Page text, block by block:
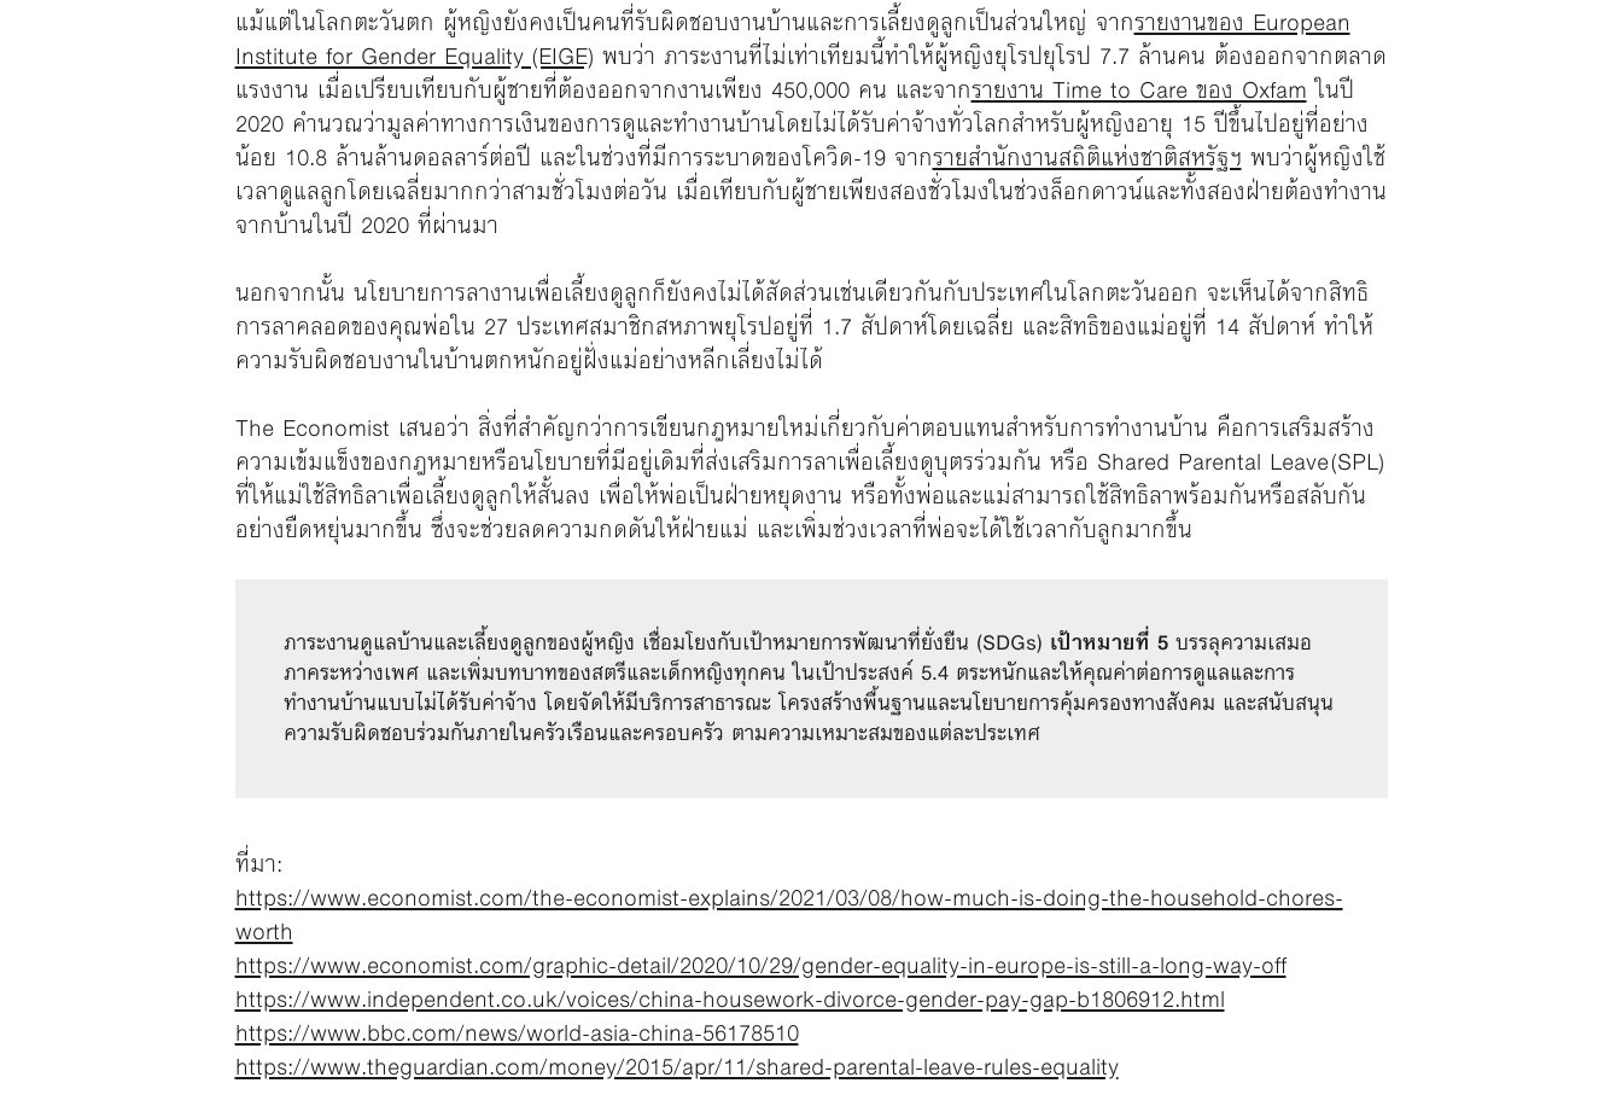
แม้แต่ในโลกตะวันตก ผู้หญิงยังคงเป็นคนที่รับผิดชอบงานบ้านและการเลี้ยงดูลูกเป็นส่วนใหญ่ จากรายงานของ European
Institute for Gender Equality (EIGE) พบว่า ภาระงานที่ไม่เท่าเทียมนี้ทำให้ผู้หญิงยุโรปยุโรป 7.7 ล้านคน ต้องออกจากตลาด
แรงงาน เมื่อเปรียบเทียบกับผู้ชายที่ต้องออกจากงานเพียง 450,000 คน และจากรายงาน Time to Care ของ Oxfamในปี
2020 คำนวณว่ามูลค่าทางการเงินของการดูและทำงานบ้านโดยไม่ได้รับค่าจ้างทั่วโลกสำหรับผู้หญิงอายุ 15 ปีขึ้นไปอยู่ที่อย่าง
น้อย 10.8 ล้านล้านดอลลาร์ต่อปี และในช่วงที่มีการระบาดของโควิด-19 จากรายสำนักงานสถิติแห่งชาติสหรัฐฯพบว่าผู้หญิงใช้
เวลาดูแลลูกโดยเฉลี่ยมากกว่าสามชั่วโมงต่อวัน เมื่อเทียบกับผู้ชายเพียงสองชั่วโมงในช่วงล็อกดาวน์และทั้งสองฝ่ายต้องทำงาน
จากบ้านในปี 2020 ที่ผ่านมา
นอกจากนั้น นโยบายการลางานเพื่อเลี้ยงดูลูกก็ยังคงไม่ได้สัดส่วนเช่นเดียวกันกับประเทศในโลกตะวันออก จะเห็นได้จากสิทธิ
การลาคลอดของคุณพ่อใน 27 ประเทศสมาชิกสหภาพยุโรปอยู่ที่ 1.7 สัปดาห์โดยเฉลี่ย และสิทธิของแม่อยู่ที่ 14 สัปดาห์ ทำให้
ความรับผิดชอบงานในบ้านตกหนักอยู่ฝั่งแม่อย่างหลีกเลี่ยงไม่ได้
The Economist เสนอว่า สิ่งที่สำคัญกว่าการเขียนกฎหมายใหม่เกี่ยวกับค่าตอบแทนสำหรับการทำงานบ้าน คือการเสริมสร้าง
ความเข้มแข็งของกฎหมายหรือนโยบายที่มีอยู่เดิมที่ส่งเสริมการลาเพื่อเลี้ยงดูบุตรร่วมกัน หรือ Shared Parental Leave (SPL)
ที่ให้แม่ใช้สิทธิลาเพื่อเลี้ยงดูลูกให้สั้นลง เพื่อให้พ่อเป็นฝ่ายหยุดงาน หรือทั้งพ่อและแม่สามารถใช้สิทธิลาพร้อมกันหรือสลับกัน
อย่างยืดหยุ่นมากขึ้น ซึ่งจะช่วยลดความกดดันให้ฝ่ายแม่ และเพิ่มช่วงเวลาที่พ่อจะได้ใช้เวลากับลูกมากขึ้น
ภาระงานดูแลบ้านและเลี้ยงดูลูกของผู้หญิง เชื่อมโยงกับเป้าหมายการพัฒนาที่ยั่งยืน (SDGs) เป้าหมายที่ 5 บรรลุความเสมอ
ภาคระหว่างเพศ และเพิ่มบทบาทของสตรีและเด็กหญิงทุกคน ในเป้าประสงค์ 5.4 ตระหนักและให้คุณค่าต่อการดูแลและการ
ทำงานบ้านแบบไม่ได้รับค่าจ้าง โดยจัดให้มีบริการสาธารณะ โครงสร้างพื้นฐานและนโยบายการคุ้มครองทางสังคม และสนับสนุน
ความรับผิดชอบร่วมกันภายในครัวเรือนและครอบครัว ตามความเหมาะสมของแต่ละประเทศ
ที่มา:
https://www.economist.com/the-economist-explains/2021/03/08/how-much-is-doing-the-household-chores-
worth
https://www.economist.com/graphic-detail/2020/10/29/gender-equality-in-europe-is-still-a-long-way-off
https://www.independent.co.uk/voices/china-housework-divorce-gender-pay-gap-b1806912.html
https://www.bbc.com/news/world-asia-china-56178510
https://www.theguardian.com/money/2015/apr/11/shared-parental-leave-rules-equality